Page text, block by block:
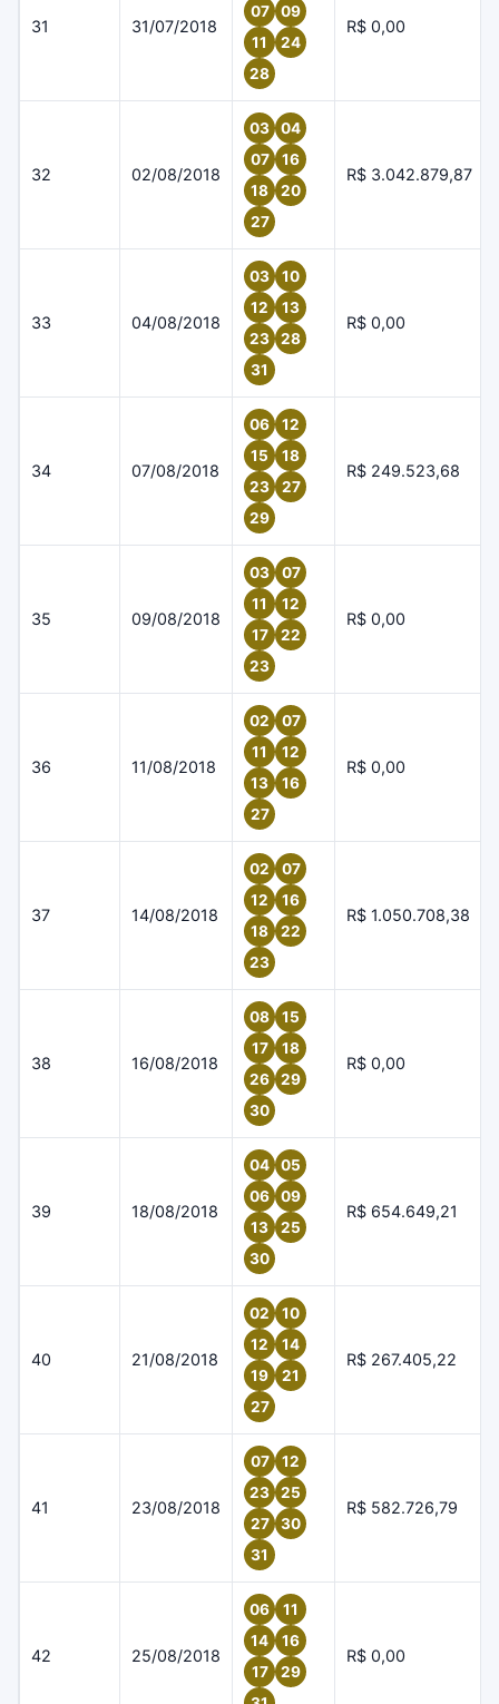
31 31/07/2018
07
09
11
24
28
R$ 0,00
32 02/08/2018
03
04
07
16
18
20
27
R$ 3.042.879,87
33 04/08/2018
03
10
12
13
23
28
31
R$ 0,00
34 07/08/2018
06
12
15
18
23
27
29
R$ 249.523,68
35 09/08/2018
03
07
11
12
17
22
23
R$ 0,00
36 11/08/2018
02
07
11
12
13
16
27
R$ 0,00
37 14/08/2018
02
07
12
16
18
22
23
R$ 1.050.708,38
38 16/08/2018
08
15
17
18
26
29
30
R$ 0,00
39 18/08/2018
04
05
06
09
13
25
30
R$ 654.649,21
40 21/08/2018
02
10
12
14
19
21
27
R$ 267.405,22
41 23/08/2018
07
12
23
25
27
30
31
R$ 582.726,79
42 25/08/2018
06
11
14
16
17
29
R$ 0,00